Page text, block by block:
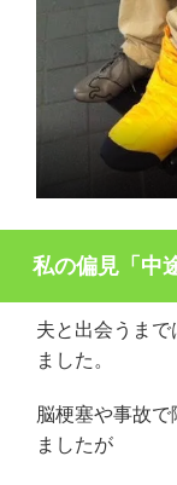
私の偏見「中
夫と出会うま
ました。
脳梗塞や事故
ましたが